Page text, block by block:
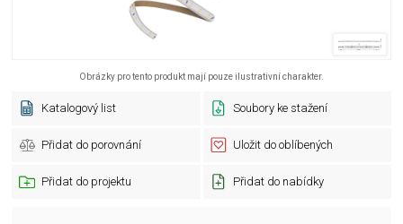
Obrázky pro tento produkt mají pouze ilustrativní charakter.
Katalogový list Soubory ke stažení
Přidat do porovnání Uložit do oblíbených
Přidat do projektu Přidat do nabídky